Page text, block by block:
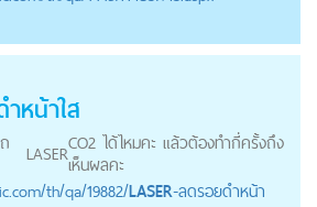
หน้าใส
LASERCO2 ได้ไหมคะ แล้วต้องทำกี่ครั้งถึง
เห็นผลคะ
/th/qa/19882/LASER-ลดรอยดำหน้า